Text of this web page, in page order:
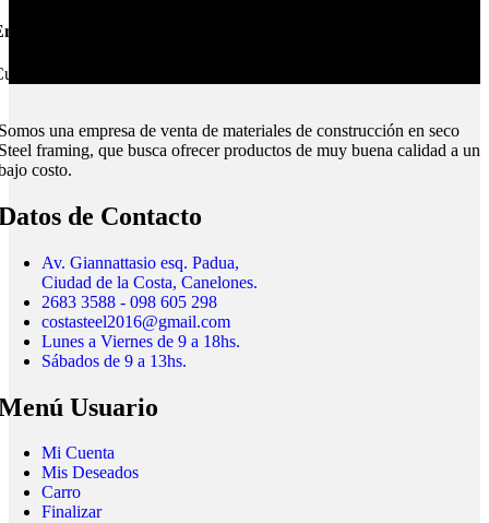
Montevideo e Interior.
todo el país.
una empresa de venta de materiales de construcción en seco
framing, que busca ofrecer productos de muy buena calidad a un
costo.
de Contacto
Av. Giannattasio esq. Padua,
Ciudad de la Costa, Canelones.
2683 3588 - 098 605 298
costasteel2016@gmail.com
Lunes a Viernes de 9 a 18hs.
Sábados de 9 a 13hs.
Usuario
Mi Cuenta
Mis Deseados
Carro
Finalizar